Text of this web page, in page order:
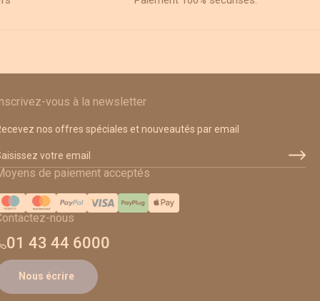
vous à la newsletter
nos offres spéciales et nouveautés par email
email
de paiement acceptés
nous
01 43 44 6000
Nous écrire